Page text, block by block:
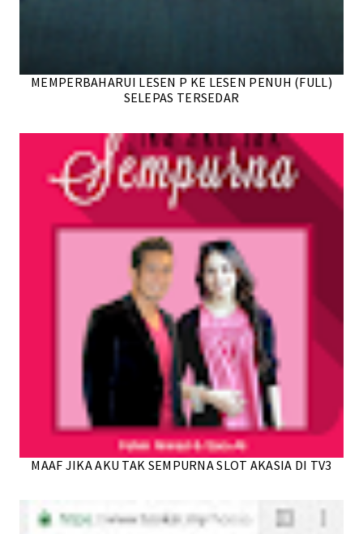
MEMPERBAHARUI LESEN P KE LESEN PENUH (FULL)
SELEPAS TERSEDAR
MAAF JIKA AKU TAK SEMPURNA SLOT AKASIA DI TV3